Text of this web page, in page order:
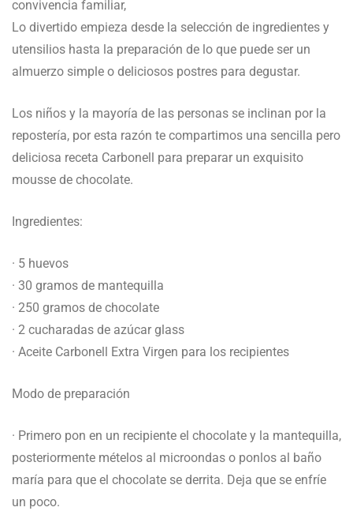
convivencia familiar,
Lo divertido empieza desde la selección de ingredientes y
utensilios hasta la preparación de lo que puede ser un
almuerzo simple o deliciosos postres para degustar.
Los niños y la mayoría de las personas se inclinan por la
repostería, por esta razón te compartimos una sencilla pero
deliciosa receta Carbonell para preparar un exquisito
mousse de chocolate.
Ingredientes:
· 5 huevos
· 30 gramos de mantequilla
· 250 gramos de chocolate
· 2 cucharadas de azúcar glass
· Aceite Carbonell Extra Virgen para los recipientes
Modo de preparación
· Primero pon en un recipiente el chocolate y la mantequilla,
posteriormente mételos al microondas o ponlos al baño
maría para que el chocolate se derrita. Deja que se enfríe
un poco.